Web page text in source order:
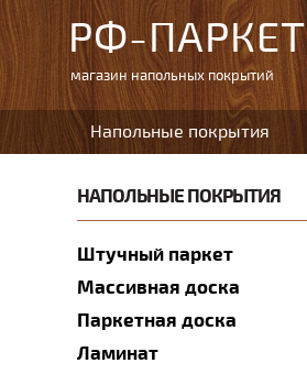
РФ-ПАРКЕТ
магазин напольных покрытий
Напольные покрытия
НАПОЛЬНЫЕ ПОКРЫТИЯ
Штучный паркет
Массивная доска
Паркетная доска
Ламинат